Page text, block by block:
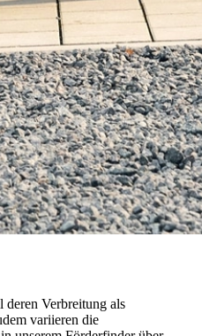
deren Verbreitung als
variieren die